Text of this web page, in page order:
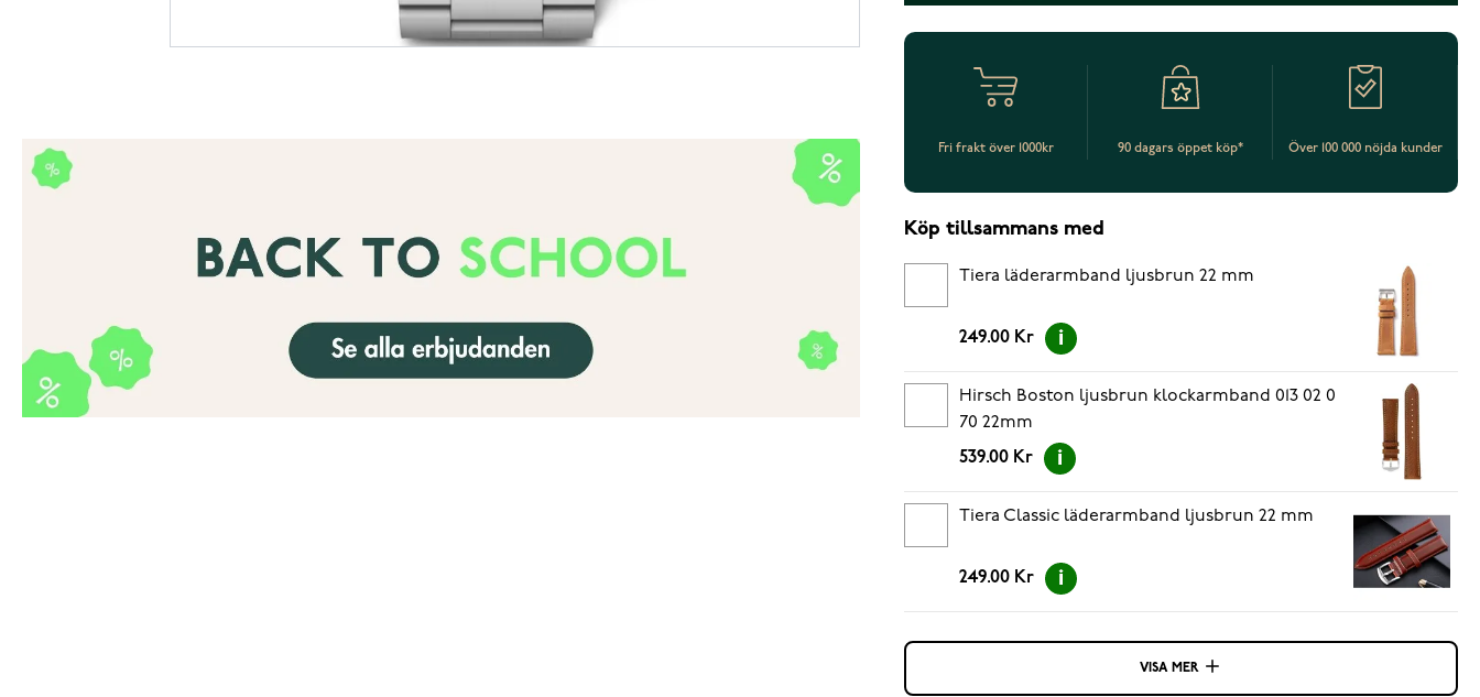
Fri frakt över 1000kr 90 dagars öppet köp* Över 100 000 nöjda kunder
Köp tillsammans med
Tiera läderarmband ljusbrun 22 mm
249.00 Kr
Hirsch Boston ljusbrun klockarmband 013 02 0
70 22mm
539.00 Kr
Tiera Classic läderarmband ljusbrun 22 mm
249.00 Kr
VISA MER